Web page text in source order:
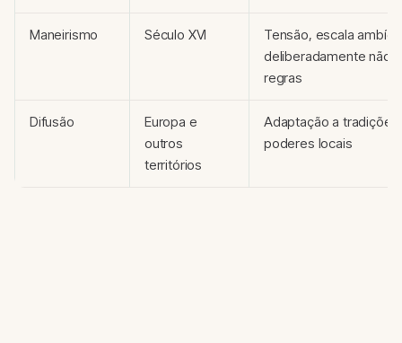
Maneirismo Século XVI
Tensão, escala
deliberadamente não
regras
Difusão
Europa e
outros
territórios
Adaptação a
poderes locais